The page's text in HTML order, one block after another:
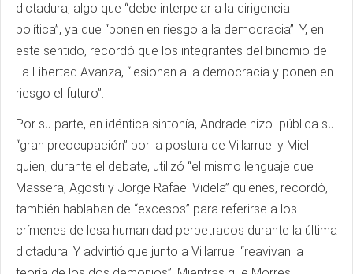
dictadura, algo que “debe interpelar a la dirigencia
política”, ya que “ponen en riesgo a la democracia”. Y, en
este sentido, recordó que los integrantes del binomio de
La Libertad Avanza, “lesionan a la democracia y ponen en
riesgo el futuro”.
Por su parte, en idéntica sintonía, Andrade hizo pública su
“gran preocupación” por la postura de Villarruel y Mieli
quien, durante el debate, utilizó “el mismo lenguaje que
Massera, Agosti y Jorge Rafael Videla” quienes, recordó,
también hablaban de “excesos” para referirse a los
crímenes de lesa humanidad perpetrados durante la última
dictadura. Y advirtió que junto a Villarruel “reavivan la